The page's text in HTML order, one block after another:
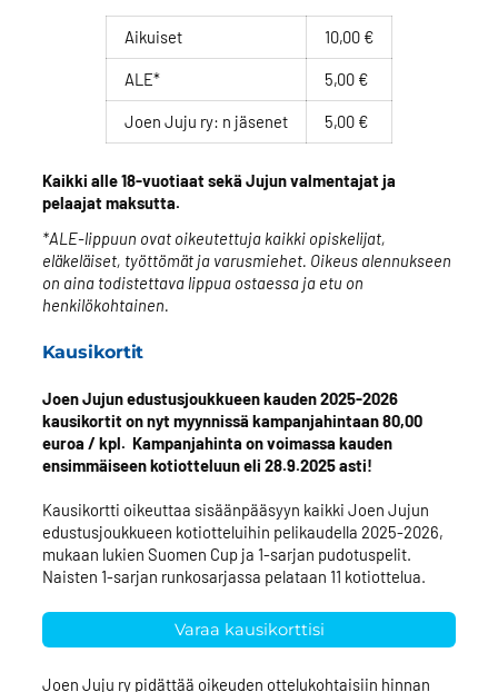
Aikuiset 10,00 €
ALE* 5,00 €
Joen Juju ry: n jäsenet 5,00 €
Kaikki alle 18-vuotiaat sekä Jujun valmentajat ja
pelaajat maksutta.
*ALE-lippuun ovat oikeutettuja kaikki opiskelijat,
eläkeläiset, työttömät ja varusmiehet. Oikeus alennukseen
on aina todistettava lippua ostaessa ja etu on
henkilökohtainen.
Kausikortit
Joen Jujun edustusjoukkueen kauden 2025-2026
kausikortit on nyt myynnissä kampanjahintaan 80,00
euroa / kpl. Kampanjahinta on voimassa kauden
ensimmäiseen kotiotteluun eli 28.9.2025 asti!
Kausikortti oikeuttaa sisäänpääsyyn kaikki Joen Jujun
edustusjoukkueen kotiotteluihin pelikaudella 2025-2026,
mukaan lukien Suomen Cup ja 1-sarjan pudotuspelit.
Naisten 1-sarjan runkosarjassa pelataan 11 kotiottelua.
Varaa kausikorttisi
Joen Juju ry pidättää oikeuden ottelukohtaisiin hinnan